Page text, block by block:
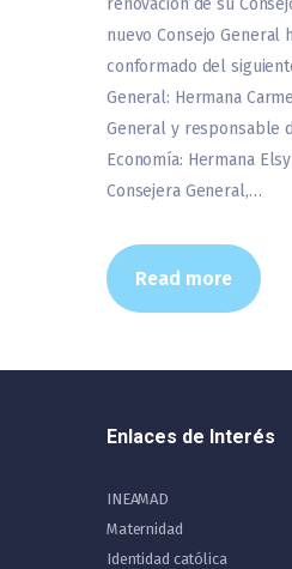
nuevo Consejo General
conformado del
General: Hermana
General y responsable
Economía: Hermana
Consejera General,…
Read more
Enlaces de Interés
INEAMAD
Maternidad
Identidad católica